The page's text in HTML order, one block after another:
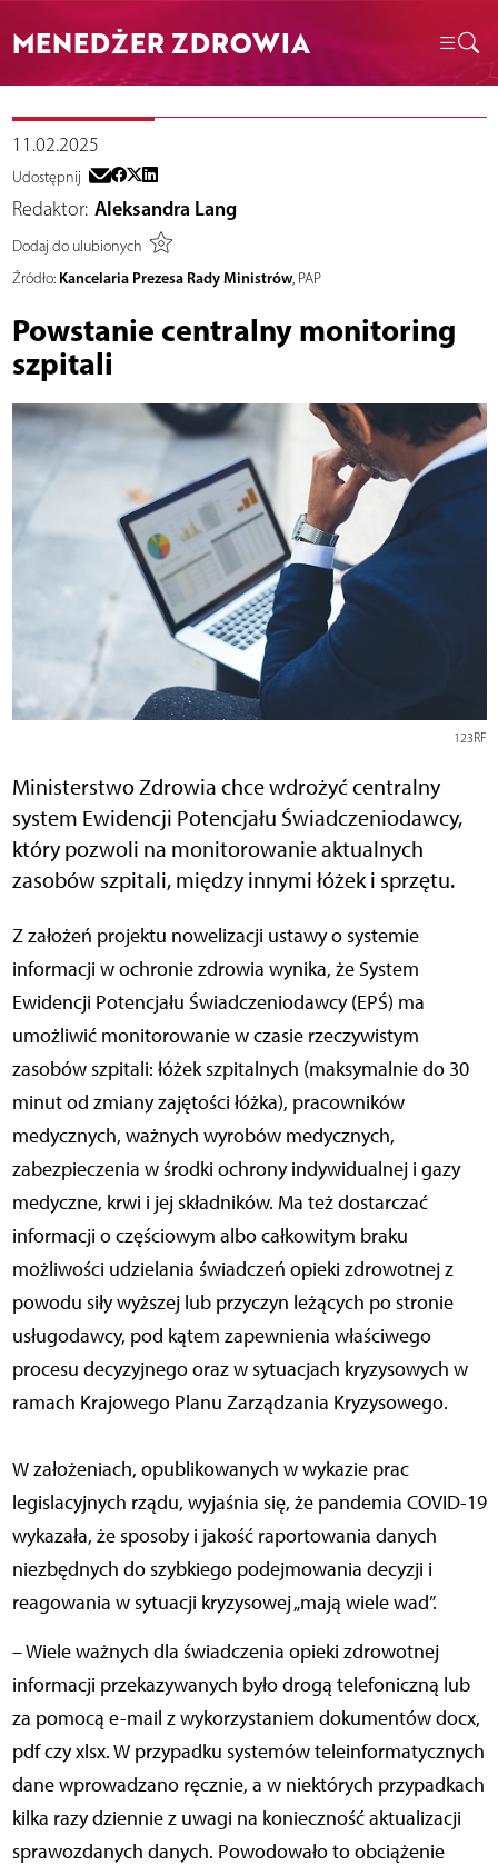
MENEDŻER ZDROWIA
11.02.2025
Udostępnij
Redaktor: Aleksandra Lang
Dodaj do ulubionych
Źródło: Kancelaria Prezesa Rady Ministrów, PAP
Powstanie centralny monitoring
szpitali
123RF
Ministerstwo Zdrowia chce wdrożyć centralny
system Ewidencji Potencjału Świadczeniodawcy,
który pozwoli na monitorowanie aktualnych
zasobów szpitali, między innymi łóżek i sprzętu.
Z założeń projektu nowelizacji ustawy o systemie
informacji w ochronie zdrowia wynika, że System
Ewidencji Potencjału Świadczeniodawcy (EPŚ) ma
umożliwić monitorowanie w czasie rzeczywistym
zasobów szpitali: łóżek szpitalnych (maksymalnie do 30
minut od zmiany zajętości łóżka), pracowników
medycznych, ważnych wyrobów medycznych,
zabezpieczenia w środki ochrony indywidualnej i gazy
medyczne, krwi i jej składników. Ma też dostarczać
informacji o częściowym albo całkowitym braku
możliwości udzielania świadczeń opieki zdrowotnej z
powodu siły wyższej lub przyczyn leżących po stronie
usługodawcy, pod kątem zapewnienia właściwego
procesu decyzyjnego oraz w sytuacjach kryzysowych w
ramach Krajowego Planu Zarządzania Kryzysowego.
W założeniach, opublikowanych w wykazie prac
legislacyjnych rządu, wyjaśnia się, że pandemia COVID-19
wykazała, że sposoby i jakość raportowania danych
niezbędnych do szybkiego podejmowania decyzji i
reagowania w sytuacji kryzysowej „mają wiele wad”.
– Wiele ważnych dla świadczenia opieki zdrowotnej
informacji przekazywanych było drogą telefoniczną lub
za pomocą e-mail z wykorzystaniem dokumentów docx,
pdf czy xlsx. W przypadku systemów teleinformatycznych
dane wprowadzano ręcznie, a w niektórych przypadkach
kilka razy dziennie z uwagi na konieczność aktualizacji
sprawozdanych danych. Powodowało to obciążenie